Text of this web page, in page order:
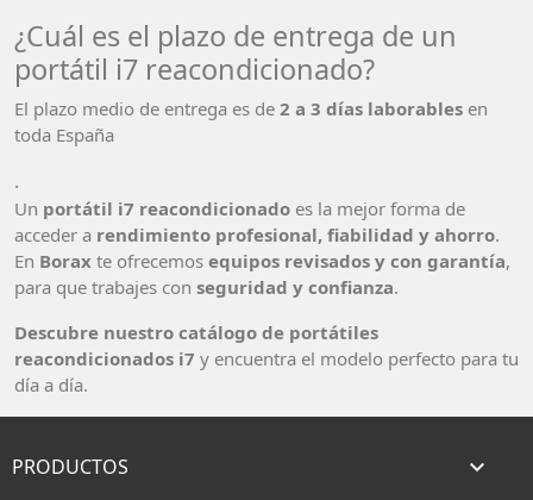
¿Cuál es el plazo de entrega de un
portátil i7 reacondicionado?
El plazo medio de entrega es de 2 a 3 días laborables en
toda España
.
Un portátil i7 reacondicionado es la mejor forma de
acceder a rendimiento profesional, fiabilidad y ahorro.
En Borax te ofrecemos equipos revisados y con garantía,
para que trabajes con seguridad y confianza.
Descubre nuestro catálogo de portátiles
reacondicionados i7 y encuentra el modelo perfecto para tu
día a día.
PRODUCTOS 